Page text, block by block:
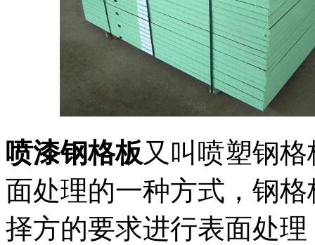
喷漆钢格板又叫喷塑钢
面处理的一种方式，钢
择方的要求进行表面处